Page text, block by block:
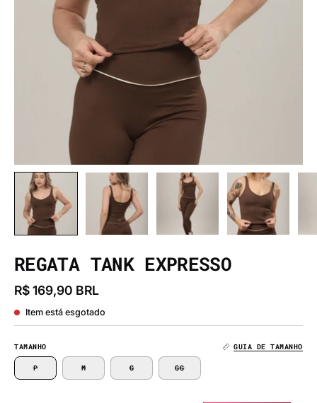
REGATA TANK EXPRESSO
R$ 169,90 BRL
Item está esgotado
TAMANHO GUIA DE TAMANHO
P M G GG